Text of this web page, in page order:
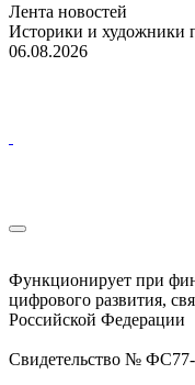
Лента новостей
Историки и художники
06.08.2026
Функционирует при
цифрового развития,
Российской Федерации
Свидетельство № ФС77-